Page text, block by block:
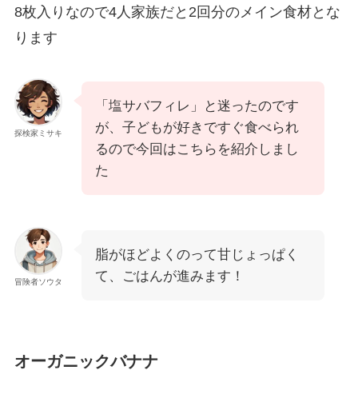
8枚入りなので4人家族だと2回分のメイン食材とな
ります
探検家ミサキ
「塩サバフィレ」と迷ったのです
が、子どもが好きですぐ食べられ
るので今回はこちらを紹介しまし
た
冒険者ソウタ
脂がほどよくのって甘じょっぱく
て、ごはんが進みます！
オーガニックバナナ